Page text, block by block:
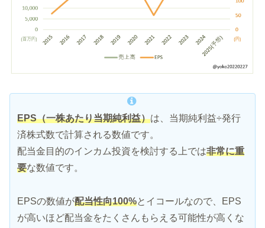
EPS（一株あたり当期純利益）は、当期純利益÷発行
済株式数で計算される数値です。
配当金目的のインカム投資を検討する上では非常に重
要な数値です。
EPSの数値が配当性向100%とイコールなので、EPS
が高いほど配当金をたくさんもらえる可能性が高くな